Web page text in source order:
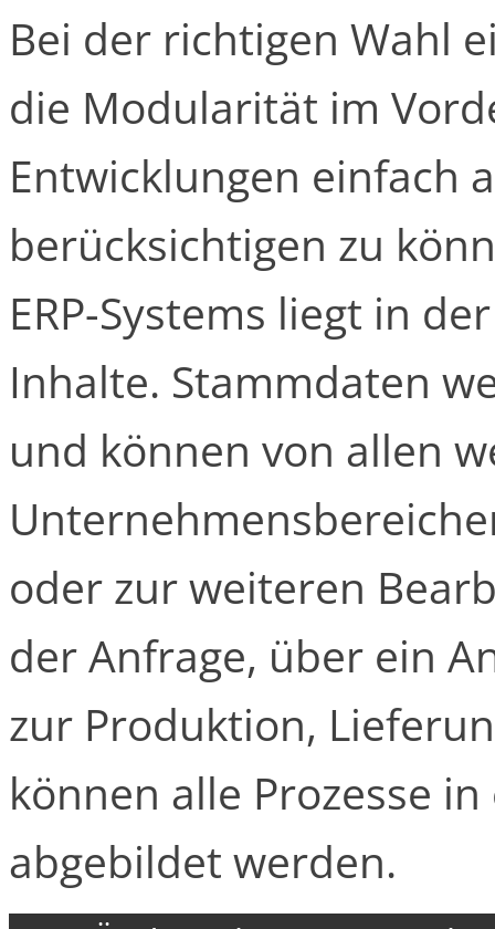
Bei der richtigen Wahl
die Modularität im
Entwicklungen einfach
berücksichtigen zu
ERP-Systems liegt in
Inhalte. Stammdaten
und können von allen
oder zur weiteren
der Anfrage, über ein
zur Produktion,
können alle Prozesse
abgebildet werden.